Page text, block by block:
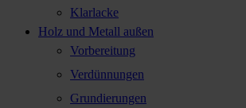
Klarlacke
Holz und Metall außen
Vorbereitung
Verdünnungen
Grundierungen